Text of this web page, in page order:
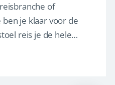
of
je klaar voor de
reis je de hele
en wat er in de